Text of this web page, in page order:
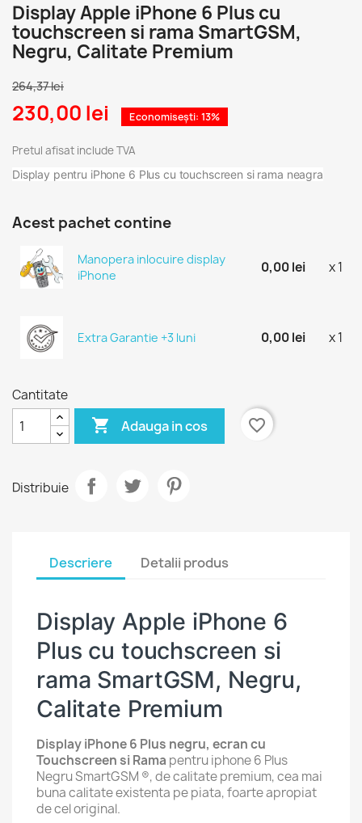
Display Apple iPhone 6 Plus cu
touchscreen si rama SmartGSM,
Negru, Calitate Premium
264,37 lei
230,00 lei Economisești: 13%
Pretul afisat include TVA
Display pentru iPhone 6 Plus cu touchscreen si rama neagra
Acest pachet contine
Manopera inlocuire display
iPhone
0,00 lei x 1
Extra Garantie +3 luni 0,00 lei x 1
Cantitate
 Adauga in cos favorite_border
Distribuie
Descriere Detalii produs
Display Apple iPhone 6
Plus cu touchscreen si
rama SmartGSM, Negru,
Calitate Premium
Display iPhone 6 Plus negru, ecran cu
Touchscreen si Rama pentru iphone 6 Plus
Negru SmartGSM ®️, de calitate premium, cea mai
buna calitate existenta pe piata, foarte apropiat
de cel original.